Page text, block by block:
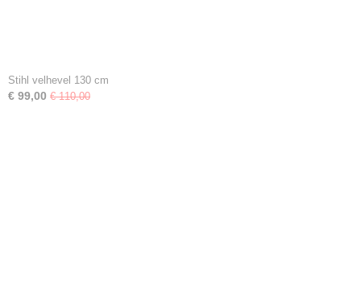
Stihl velhevel 130 cm
€ 99,00 € 110,00